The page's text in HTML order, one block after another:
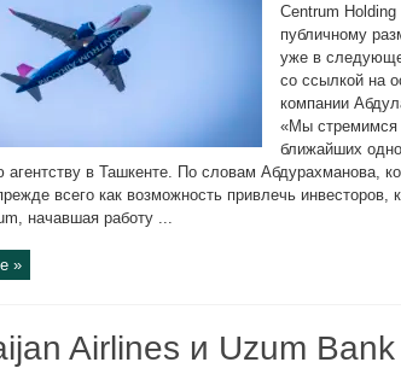
Centrum Holding
публичному
уже в
со ссылкой на
компании
«Мы стремимся
ближайших
агентству в Ташкенте. По словам Абдурахманова,
всего как возможность привлечь инвесторов,
начавшая работу ...
»
Airlines и Uzum